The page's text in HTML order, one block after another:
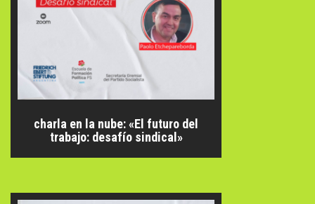
charla en la nube: «El futuro del
trabajo: desafío sindical»